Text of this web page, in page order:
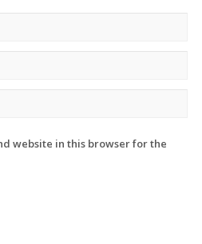
website in this browser for the